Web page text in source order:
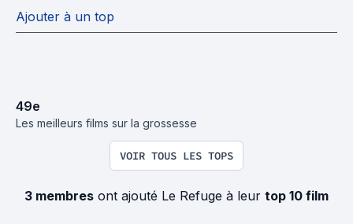
Ajouter à un top
49e
Les meilleurs films sur la grossesse
VOIR TOUS LES TOPS
3 membres ont ajouté Le Refuge à leur top 10 film